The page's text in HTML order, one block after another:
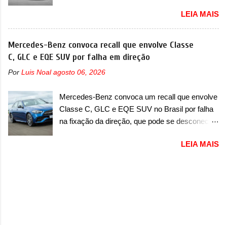
Cappellano, Diretor de Operações da Stellantis
Enlarged Europe, que foi o responsável por
antecipar o lançamento. O novo modelo teve
uma imagem que mostra a traseira do SUV,
onde aparece um pouco das lanternas, que
malas. As lanternas possuem uma iluminação
horizontal. No para-lama traseiro, se n...
de outubro de 2025 que envolve os proprietários
da Strada no Brasil. O chamado envolve
unidades com ano/modelo 2026 da picape
compacta e envolve todas as versões com este
ano/modelo. A marca fala que as unidades
afetadas precisam retornar a uma
airbag do motorista, que precisará ser
substituído porque pode ter sido produzido de
forma errada. O serviço já pode ser solucionado
Em comunicado, a Fiat disse que “foi
LEIA MAIS
Mercedes-Benz convoca recall que envolve Classe
C, GLC e EQE SUV por falha em direção
Por Luis Noal agosto 06, 2026
Mercedes-Benz convoca um recall que envolve
Classe C, GLC e EQE SUV no Brasil por falha
na fixação da direção, que pode se desconectar
em outubro de 2025 um recall que envolve o trio
LEIA MAIS